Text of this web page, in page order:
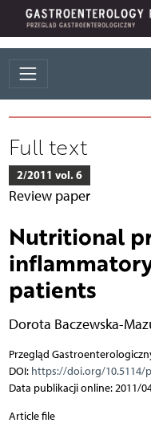
Full text
2/2011 vol. 6
Review paper
Nutritional
patients
Dorota Baczewska-
Przegląd
DOI: https://doi.org/10.5114/
Data publikacji online: 2011/
Article file